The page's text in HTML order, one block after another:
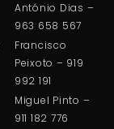
António Dias –
963 658 567
Francisco
Peixoto – 919
992 191
Miguel Pinto –
911 182 776